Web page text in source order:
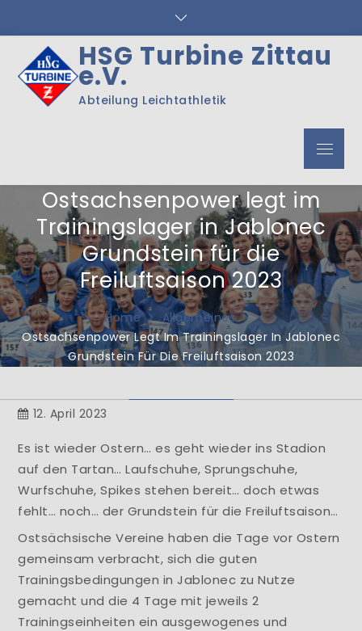
content
HSG Turbine Zittau
e.V.
Abteilung Leichtathletik
Menu
Ostsachsenpower legt im
Trainingslager in Jablonec
Grundstein für die
Freiluftsaison 2023
Home
Allgemeines
Ostsachsenpower Legt Im Trainingslager In Jablonec
Grundstein Für Die Freiluftsaison 2023
Herzlich Willkommen
12. April 2023
Es ist wieder Ostern… es geht wieder ins Stadion
auf den Tartan… Laufschuhe, Sprungschuhe,
Wurfschuhe, Spikes stehen bereit… doch etwas
fehlt… noch… der Grundstein für die Freiluftsaison…
Ostsächsische Vereine haben die Tage vor Ostern
gemeinsam verbracht, sich die guten
Trainingsbedingungen in Jablonec zu Nutze
gemacht und die 4 Tage mit jeweils 2
Trainingseinheiten ein ausgewogenes und